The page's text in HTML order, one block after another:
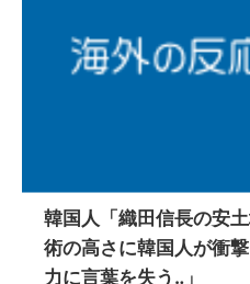
韓国人「織田信長の安
術の高さに韓国人が衝
力に言葉を失う‥」